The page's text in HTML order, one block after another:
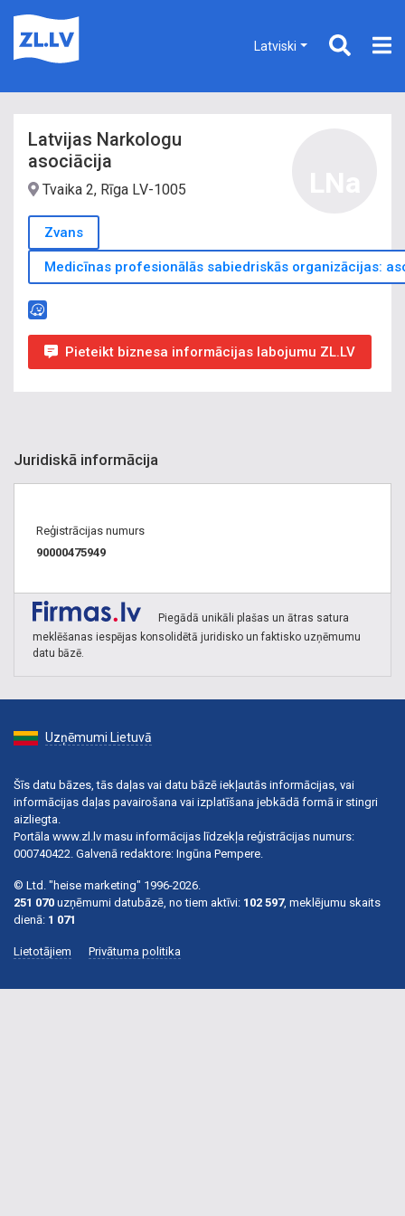
Latviski
Latvijas Narkologu
asociācija
Tvaika 2, Rīga LV-1005
Zvans
Medicīnas profesionālās sabiedriskās organizācijas:
Pieteikt biznesa informācijas labojumu ZL.LV
Juridiskā informācija
Reģistrācijas numurs
90000475949
Piegādā unikāli plašas un ātras satura
meklēšanas iespējas konsolidētā juridisko un faktisko uzņēmumu
datu bāzē.
Uzņēmumi Lietuvā
Šīs datu bāzes, tās daļas vai datu bāzē iekļautās informācijas, vai
informācijas daļas pavairošana vai izplatīšana jebkādā formā ir stingri
aizliegta.
Portāla www.zl.lv masu informācijas līdzekļa reģistrācijas numurs:
000740422. Galvenā redaktore: Ingūna Pempere.
© Ltd. "heise marketing" 1996-2026.
251 070 uzņēmumi datubāzē, no tiem aktīvi: 102 597, meklējumu skaits
dienā: 1 071
Lietotājiem Privātuma politika